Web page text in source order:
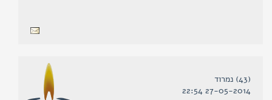
(43) נמרוד
27-05-2014 22:54